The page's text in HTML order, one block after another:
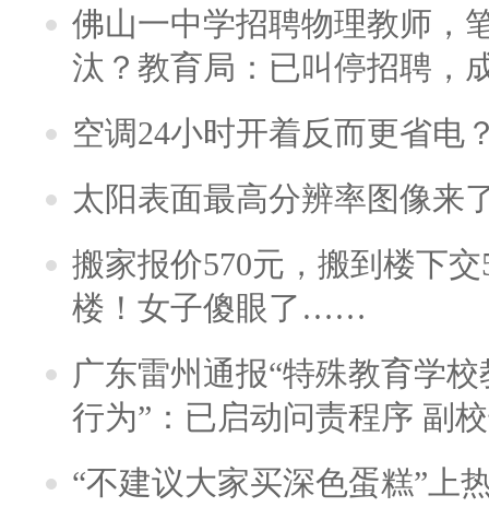
佛山一中学招聘物理教师，
汰？教育局：已叫停招聘，
空调24小时开着反而更省电
太阳表面最高分辨率图像来
搬家报价570元，搬到楼下
楼！女子傻眼了……
广东雷州通报“特殊教育学
行为”：已启动问责程序 副
“不建议大家买深色蛋糕”上